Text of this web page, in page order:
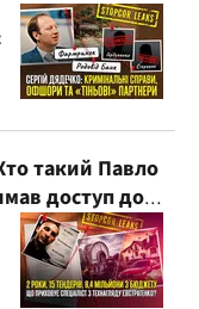
такий Павло
доступ до